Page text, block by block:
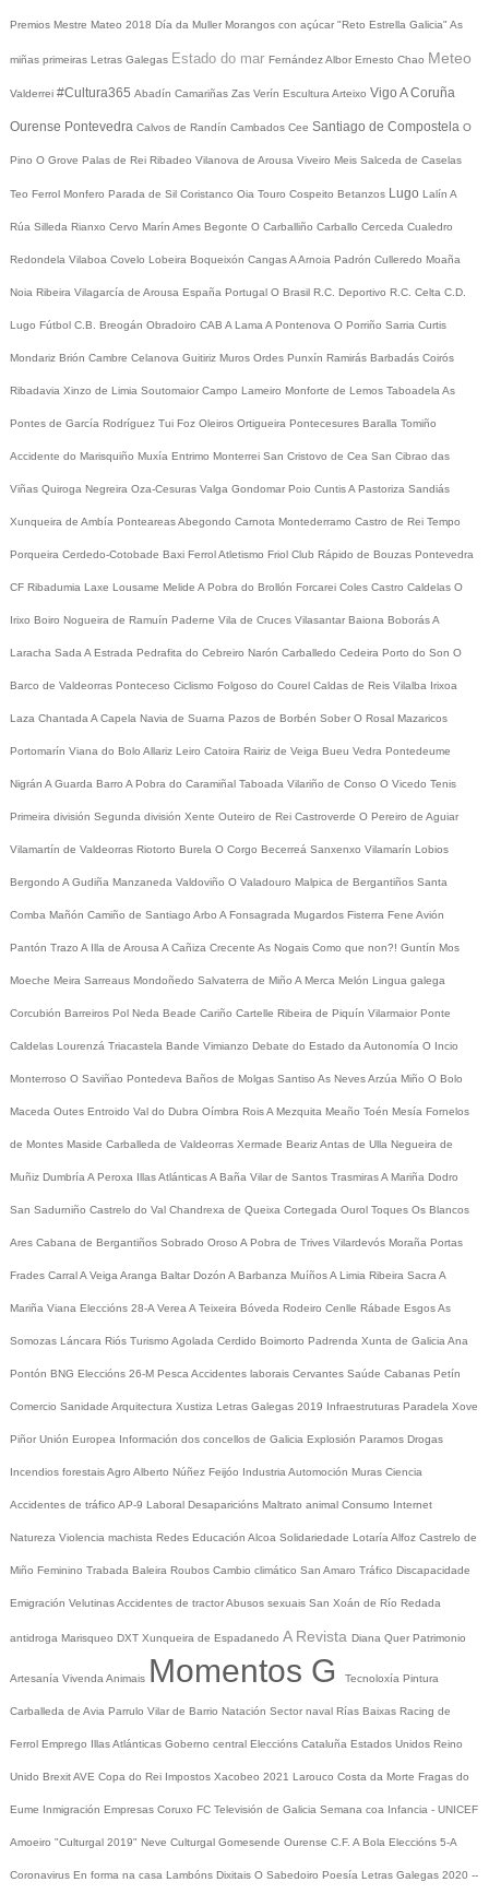
Premios Mestre Mateo 2018 Día da Muller Morangos con açúcar "Reto Estrella Galicia" As
miñas primeiras Letras Galegas Estado do mar Fernández Albor Ernesto Chao Meteo
Valderrei #Cultura365 Abadín Camariñas Zas Verín Escultura Arteixo Vigo A Coruña
Ourense Pontevedra Calvos de Randín Cambados Cee Santiago de Compostela O
Pino O Grove Palas de Rei Ribadeo Vilanova de Arousa Viveiro Meis Salceda de Caselas
Teo Ferrol Monfero Parada de Sil Coristanco Oia Touro Cospeito Betanzos Lugo Lalín A
Rúa Silleda Rianxo Cervo Marín Ames Begonte O Carballiño Carballo Cerceda Cualedro
Redondela Vilaboa Covelo Lobeira Boqueixón CangasA Arnoia Padrón Culleredo Moaña
Noia Ribeira Vilagarcía de Arousa España Portugal O Brasil R.C. Deportivo R.C. Celta C.D.
Lugo Fútbol C.B. Breogán Obradoiro CAB A Lama A Pontenova O Porriño Sarria Curtis
Mondariz Brión Cambre Celanova Guitiriz Muros Ordes Punxín Ramirás Barbadás Coirós
Ribadavia Xinzo de Limia Soutomaior Campo Lameiro Monforte de Lemos Taboadela As
Pontes de García Rodríguez Tui Foz Oleiros Ortigueira Pontecesures Baralla Tomiño
Accidente do Marisquiño Muxía Entrimo Monterrei San Cristovo de Cea San Cibrao das
Viñas Quiroga Negreira Oza-Cesuras Valga Gondomar Poio CuntisA Pastoriza Sandiás
Xunqueira de Ambía PonteareasAbegondo Carnota Montederramo Castro de Rei Tempo
Porqueira Cerdedo-Cotobade Baxi FerrolAtletismo Friol Club Rápido de Bouzas Pontevedra
CF Ribadumia Laxe Lousame Melide A Pobra do Brollón Forcarei Coles Castro Caldelas O
Irixo Boiro Nogueira de Ramuín Paderne Vila de Cruces Vilasantar Baiona BoborásA
Laracha Sada A Estrada Pedrafita do Cebreiro Narón Carballedo Cedeira Porto do Son O
Barco de Valdeorras Ponteceso Ciclismo Folgoso do Courel Caldas de Reis Vilalba Irixoa
Laza Chantada A Capela Navia de Suarna Pazos de Borbén Sober O Rosal Mazaricos
Portomarín Viana do Bolo Allariz Leiro Catoira Rairiz de Veiga Bueu Vedra Pontedeume
Nigrán A Guarda Barro A Pobra do Caramiñal Taboada Vilariño de Conso O Vicedo Tenis
Primeira división Segunda división Xente Outeiro de Rei Castroverde O Pereiro de Aguiar
Vilamartín de Valdeorras Riotorto Burela O Corgo Becerreá Sanxenxo Vilamarín Lobios
Bergondo A Gudiña Manzaneda Valdoviño O Valadouro Malpica de Bergantiños Santa
Comba Mañón Camiño de Santiago Arbo A Fonsagrada Mugardos Fisterra Fene Avión
Pantón Trazo A Illa de Arousa A Cañiza Crecente As Nogais Como que non?! Guntín Mos
Moeche Meira Sarreaus Mondoñedo Salvaterra de Miño A Merca Melón Lingua galega
Corcubión Barreiros Pol Neda Beade Cariño Cartelle Ribeira de Piquín Vilarmaior Ponte
Caldelas Lourenzá Triacastela Bande Vimianzo Debate do Estado da Autonomía O Incio
Monterroso O Saviñao Pontedeva Baños de Molgas Santiso As NevesArzúa Miño O Bolo
Maceda Outes Entroido Val do Dubra Oímbra RoisA Mezquita Meaño Toén Mesía Fornelos
de Montes Maside Carballeda de Valdeorras Xermade BearizAntas de Ulla Negueira de
Muñiz Dumbría A Peroxa Illas AtlánticasA Baña Vilar de Santos TrasmirasA Mariña Dodro
San Sadurniño Castrelo do Val Chandrexa de Queixa Cortegada Ourol Toques Os Blancos
Ares Cabana de Bergantiños Sobrado Oroso A Pobra de Trives Vilardevós Moraña Portas
Frades CarralA Veiga Aranga Baltar Dozón A Barbanza MuíñosA Limia Ribeira Sacra A
Mariña Viana Eleccións 28-A Verea A Teixeira Bóveda Rodeiro Cenlle Rábade EsgosAs
Somozas Láncara Riós Turismo Agolada Cerdido Boimorto Padrenda Xunta de Galicia Ana
Pontón BNG Eleccións 26-M Pesca Accidentes laborais Cervantes Saúde Cabanas Petín
Comercio Sanidade Arquitectura Xustiza Letras Galegas 2019 Infraestruturas Paradela Xove
Piñor Unión Europea Información dos concellos de Galicia Explosión Paramos Drogas
Incendios forestaisAgro Alberto Núñez Feijóo Industria Automoción Muras Ciencia
Accidentes de tráfico AP-9 Laboral Desaparicións Maltrato animal Consumo Internet
Natureza Violencia machista Redes Educación Alcoa Solidariedade Lotaría Alfoz Castrelo de
Miño Feminino Trabada Baleira Roubos Cambio climático San Amaro Tráfico Discapacidade
Emigración VelutinasAccidentes de tractorAbusos sexuais San Xoán de Río Redada
antidroga Marisqueo DXT Xunqueira de Espadanedo A Revista Diana Quer Patrimonio
Artesanía Vivenda Animais Momentos G Tecnoloxía Pintura
Carballeda de Avia Parrulo Vilar de Barrio Natación Sector naval Rías Baixas Racing de
Ferrol Emprego Illas Atlánticas Goberno central Eleccións Cataluña Estados Unidos Reino
Unido BrexitAVE Copa do Rei Impostos Xacobeo 2021 Larouco Costa da Morte Fragas do
Eume Inmigración Empresas Coruxo FC Televisión de Galicia Semana coa Infancia - UNICEF
Amoeiro "Culturgal 2019" Neve Culturgal Gomesende Ourense C.F. A Bola Eleccións 5-A
Coronavirus En forma na casa Lambóns Dixitais O Sabedoiro Poesía Letras Galegas 2020 --